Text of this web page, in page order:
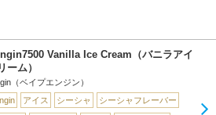
Vanilla Ice Cream（バニラアイ
ーム）
（ベイプエンジン）
アイス シーシャ シーシャフレーバー